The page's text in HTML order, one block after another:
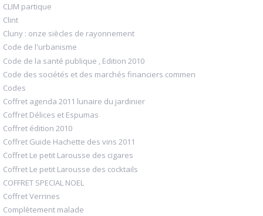
CLIM partique
Clint
Cluny : onze siècles de rayonnement
Code de l'urbanisme
Code de la santé publique , Edition 2010
Code des sociétés et des marchés financiers commen
Codes
Coffret agenda 2011 lunaire du jardinier
Coffret Délices et Espumas
Coffret édition 2010
Coffret Guide Hachette des vins 2011
Coffret Le petit Larousse des cigares
Coffret Le petit Larousse des cocktails
COFFRET SPECIAL NOEL
Coffret Verrines
Complètement malade